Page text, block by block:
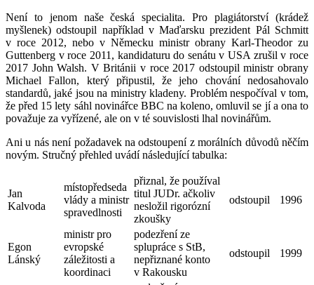
Není to jenom naše česká specialita. Pro plagiátorství (krádež
myšlenek) odstoupil například v Maďarsku prezident Pál Schmitt
v roce 2012, nebo v Německu ministr obrany Karl-Theodor zu
Guttenberg v roce 2011, kandidaturu do senátu v USA zrušil v roce
2017 John Walsh. V Británii v roce 2017 odstoupil ministr obrany
Michael Fallon, který připustil, že jeho chování nedosahovalo
standardů, jaké jsou na ministry kladeny. Problém nespočíval v tom,
že před 15 lety sáhl novinářce BBC na koleno, omluvil se jí a ona to
považuje za vyřízené, ale on v té souvislosti lhal novinářům.
Ani u nás není požadavek na odstoupení z morálních důvodů něčím
novým. Stručný přehled uvádí následující tabulka:
Jan
Kalvoda
místopředseda
vlády a ministr
spravedlnosti
přiznal, že používal
titul JUDr. ačkoliv
nesložil rigorózní
zkoušky
odstoupil 1996
Egon
Lánský
ministr pro
evropské
záležitosti a
koordinaci
podezření ze
splupráce s StB,
nepřiznané konto
v Rakousku
odstoupil 1999